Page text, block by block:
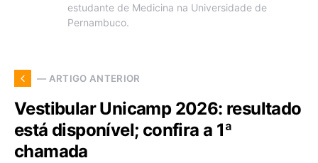
estudante de Medicina na Universidade de
Pernambuco.
— ARTIGO ANTERIOR
Vestibular Unicamp 2026: resultado
está disponível; confira a 1ª
chamada